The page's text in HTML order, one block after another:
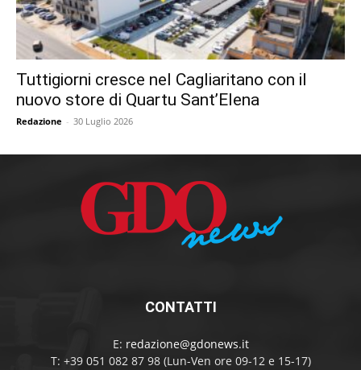
Tuttigiorni cresce nel Cagliaritano con il
nuovo store di Quartu Sant’Elena
Redazione - 30 Luglio 2026
CONTATTI
E: redazione@gdonews.it
T: +39 051 082 87 98 (Lun-Ven ore 09-12 e 15-17)